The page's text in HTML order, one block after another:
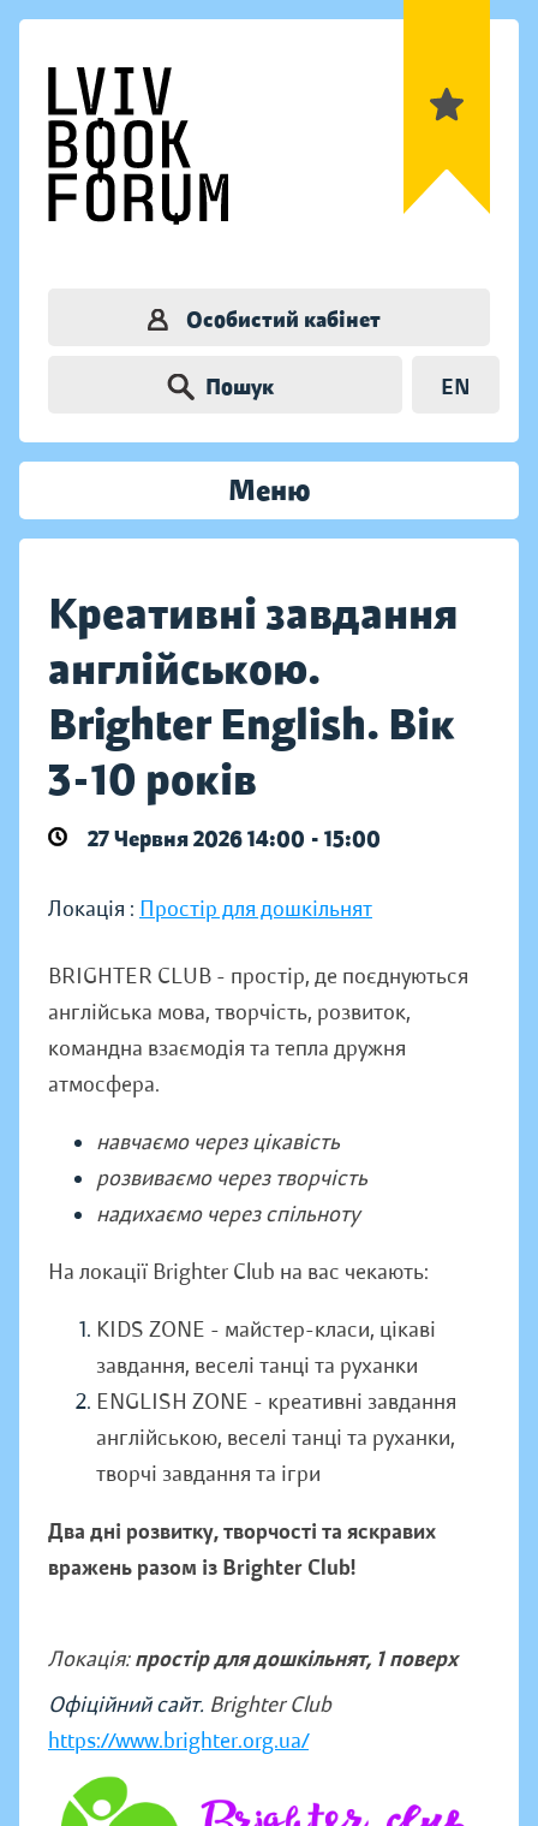
Особистий кабінет
Пошук EN
Меню
Креативні завдання
англійською.
Brighter English. Вік
3-10 років
27 Червня 2026 14:00 - 15:00
Локація : Простір для дошкільнят
BRIGHTER CLUB - простір, де поєднуються
англійська мова, творчість, розвиток,
командна взаємодія та тепла дружня
атмосфера.
навчаємо через цікавість
розвиваємо через творчість
надихаємо через спільноту
На локації Brighter Club на вас чекають:
KIDS ZONE - майстер-класи, цікаві
завдання, веселі танці та руханки
ENGLISH ZONE - креативні завдання
англійською, веселі танці та руханки,
творчі завдання та ігри
Два дні розвитку, творчості та яскравих
вражень разом із Brighter Club!
Локація:простір для дошкільнят, 1 поверх
Офіційний сайт. Brighter Club
https://www.brighter.org.ua/